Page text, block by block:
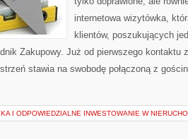
internetowa wizytówka,
klientów, poszukujących
Zakupowy. Już od pierwszego kontaktu
stawia na swobodę połączoną z
I ODPOWIEDZIALNE INWESTOWANIE W